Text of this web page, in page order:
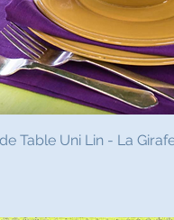
Aperçu
Table Uni Lin - La